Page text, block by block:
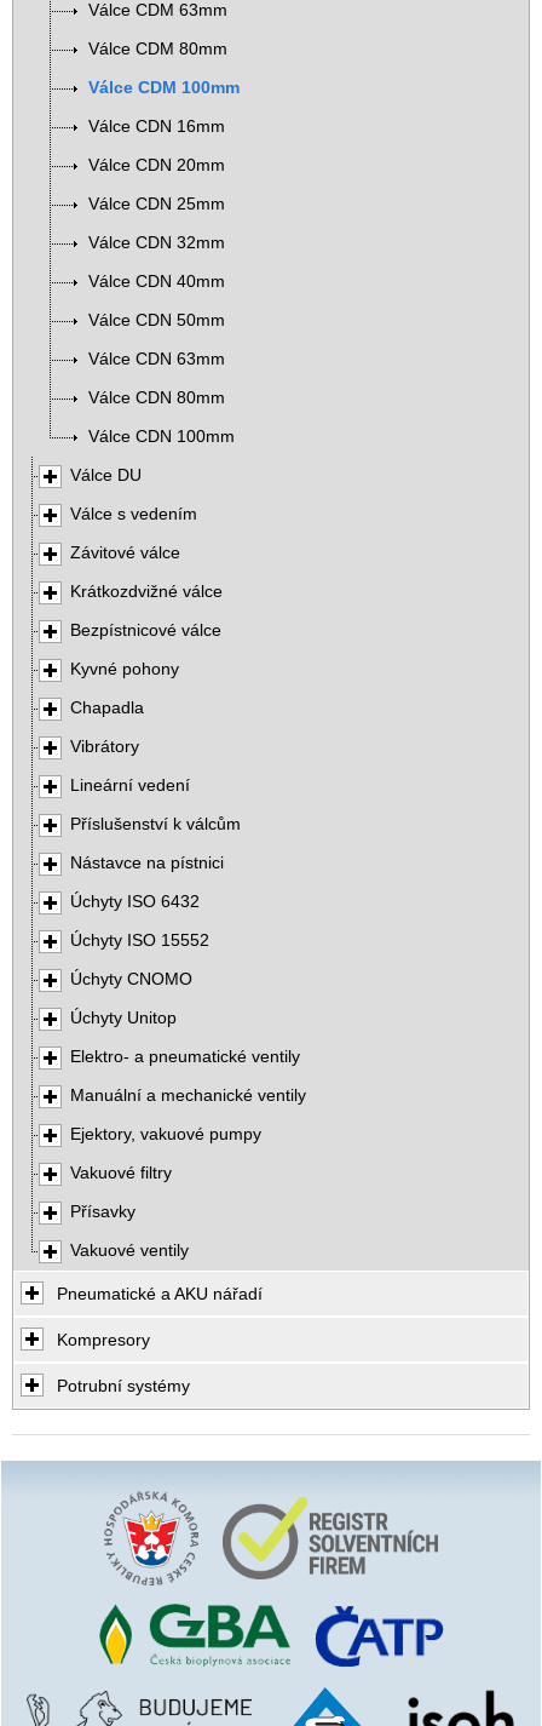
Válce CDM 63mm
Válce CDM 80mm
Válce CDM 100mm
Válce CDN 16mm
Válce CDN 20mm
Válce CDN 25mm
Válce CDN 32mm
Válce CDN 40mm
Válce CDN 50mm
Válce CDN 63mm
Válce CDN 80mm
Válce CDN 100mm
Válce DU
Válce s vedením
Závitové válce
Krátkozdvižné válce
Bezpístnicové válce
Kyvné pohony
Chapadla
Vibrátory
Lineární vedení
Příslušenství k válcům
Nástavce na pístnici
Úchyty ISO 6432
Úchyty ISO 15552
Úchyty CNOMO
Úchyty Unitop
Elektro- a pneumatické ventily
Manuální a mechanické ventily
Ejektory, vakuové pumpy
Vakuové filtry
Přísavky
Vakuové ventily
Pneumatické a AKU nářadí
Kompresory
Potrubní systémy